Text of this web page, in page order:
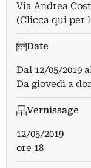
Via Andrea
(Clicca qui per
Date
Dal 12/05/2019
Da giovedì a
Vernissage
12/05/2019
ore 18